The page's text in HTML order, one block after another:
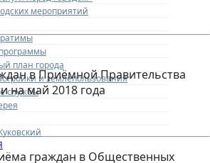
мероприятий
план города
и землепользования
службы
в Приёмной Правительства
на май 2018 года
граждан в Общественных